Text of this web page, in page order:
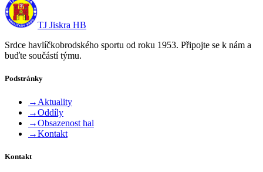
TJ Jiskra HB
Srdce havlíčkobrodského sportu od roku 1953. Připojte se k nám a
buďte součástí týmu.
Podstránky
→ Aktuality
→Oddíly
→Obsazenost hal
→Kontakt
Kontakt